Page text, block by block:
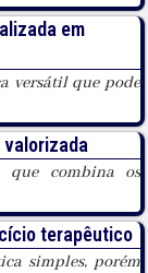
em
versátil que pode
que combina os
terapêutico
simples, porém